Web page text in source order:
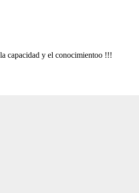
capacidad y el conocimientoo !!!